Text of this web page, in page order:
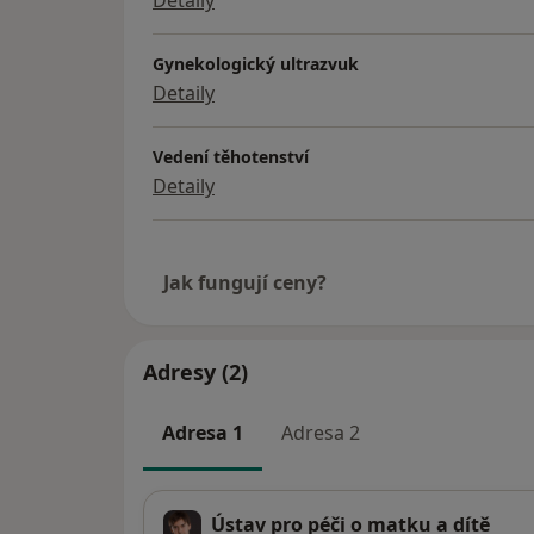
8/2011 – 3/2013 Gest s.r.o., Praha
9/2004 – 1/2012 Gynekologicko -
Gynekologický ultrazvuk
Detaily
Vedení těhotenství
Detaily
Jak fungují ceny?
Adresy (2)
Adresa 1 Adresa 2
Ústav pro péči o matku a dítě